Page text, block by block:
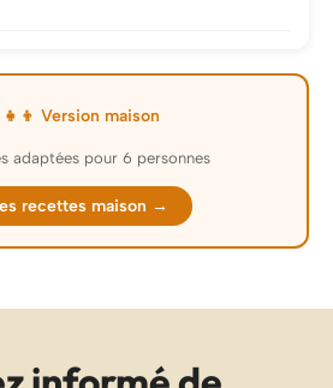
Version maison
adaptées pour 6 personnes
recettes maison →